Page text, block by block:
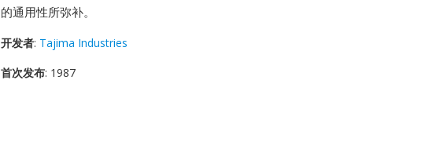
的通用性所弥补。
开发者: Tajima Industries
首次发布: 1987